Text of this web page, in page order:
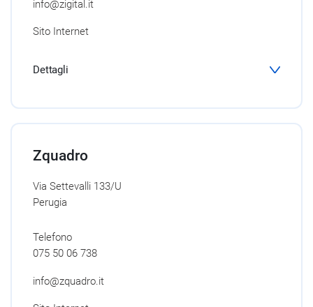
info@zigital.it
Sito Internet
Dettagli
Zquadro
Via Settevalli 133/U
Perugia
Telefono
075 50 06 738
info@zquadro.it